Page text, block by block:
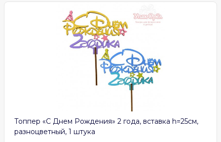
Топпер «С Днем Рождения» 2 года, вставка h=25см,
разноцветный, 1 штука